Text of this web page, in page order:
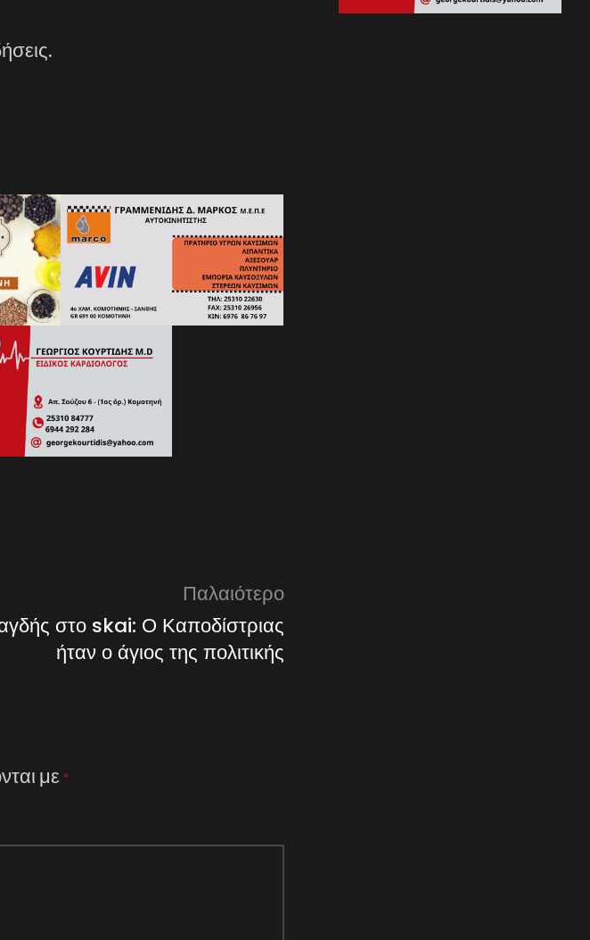
Παλαιότερο
στο skai: Ο Καποδίστριας
ήταν ο άγιος της πολιτικής
με *